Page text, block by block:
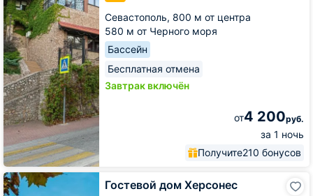
Севастополь, 800 м от центра
580 м от Черного моря
Бассейн
Бесплатная отмена
Завтрак включён
от4 200руб.
за 1 ночь
Получите210 бонусов
Гостевой дом Херсонес
Гостевой
дом